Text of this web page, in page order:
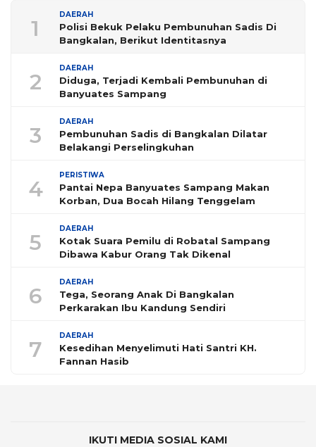
1
DAERAH
Polisi Bekuk Pelaku Pembunuhan Sadis Di
Bangkalan, Berikut Identitasnya
2
DAERAH
Diduga, Terjadi Kembali Pembunuhan di
Banyuates Sampang
3
DAERAH
Pembunuhan Sadis di Bangkalan Dilatar
Belakangi Perselingkuhan
4
PERISTIWA
Pantai Nepa Banyuates Sampang Makan
Korban, Dua Bocah Hilang Tenggelam
5
DAERAH
Kotak Suara Pemilu di Robatal Sampang
Dibawa Kabur Orang Tak Dikenal
6
DAERAH
Tega, Seorang Anak Di Bangkalan
Perkarakan Ibu Kandung Sendiri
7
DAERAH
Kesedihan Menyelimuti Hati Santri KH.
Fannan Hasib
IKUTI MEDIA SOSIAL KAMI